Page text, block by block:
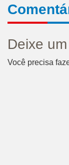
Deixe
Você precisa